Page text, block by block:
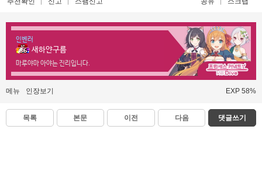
인벤러
새하얀구름
마루야마 아야는 진리입니다.
메뉴 인장보기 EXP 58%
목록 본문 이전 다음 댓글쓰기